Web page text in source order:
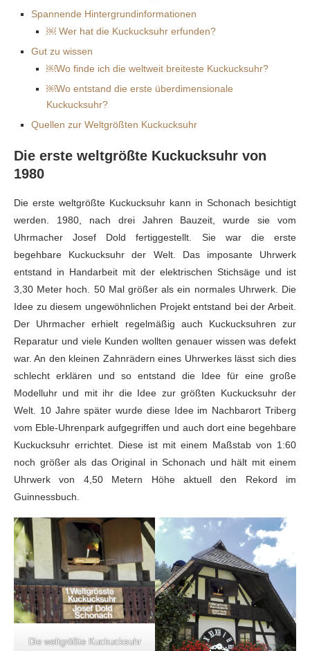
Spannende Hintergrundinformationen
￼ Wer hat die Kuckucksuhr erfunden?
Gut zu wissen
￼Wo finde ich die weltweit breiteste Kuckucksuhr?
￼Wo entstand die erste überdimensionale
Kuckucksuhr?
Quellen zur Weltgrößten Kuckucksuhr
Die erste weltgrößte Kuckucksuhr von
1980
Die erste weltgrößte Kuckucksuhr kann in Schonach besichtigt
werden. 1980, nach drei Jahren Bauzeit, wurde sie vom
Uhrmacher Josef Dold fertiggestellt. Sie war die erste
begehbare Kuckucksuhr der Welt. Das imposante Uhrwerk
entstand in Handarbeit mit der elektrischen Stichsäge und ist
3,30 Meter hoch. 50 Mal größer als ein normales Uhrwerk. Die
Idee zu diesem ungewöhnlichen Projekt entstand bei der Arbeit.
Der Uhrmacher erhielt regelmäßig auch Kuckucksuhren zur
Reparatur und viele Kunden wollten genauer wissen was defekt
war. An den kleinen Zahnrädern eines Uhrwerkes lässt sich dies
schlecht erklären und so entstand die Idee für eine große
Modelluhr und mit ihr die Idee zur größten Kuckucksuhr der
Welt. 10 Jahre später wurde diese Idee im Nachbarort Triberg
vom Eble-Uhrenpark aufgegriffen und auch dort eine begehbare
Kuckucksuhr errichtet. Diese ist mit einem Maßstab von 1:60
noch größer als das Original in Schonach und hält mit einem
Uhrwerk von 4,50 Metern Höhe aktuell den Rekord im
Guinnessbuch.
Die weltgrößte Kuckucksuhr